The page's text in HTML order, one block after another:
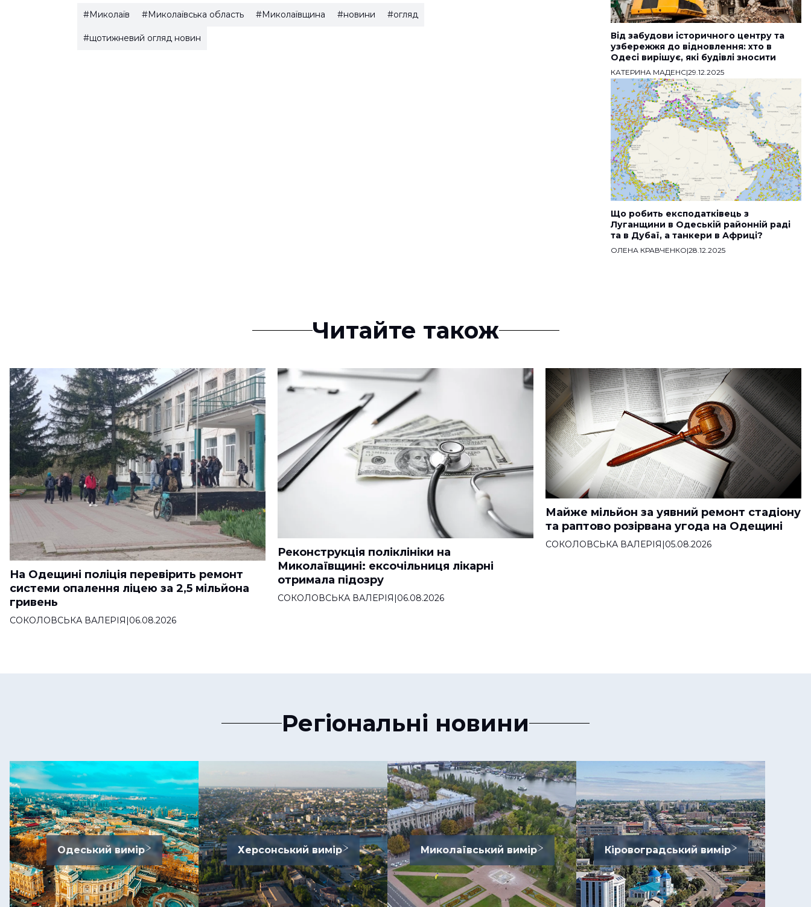
#Миколаїв #Миколаївська область #Миколаївщина #новини #огляд
#щотижневий огляд новин
Від забудови історичного центру та
узбережжя до відновлення: хто в
Одесі вирішує, які будівлі зносити
КАТЕРИНА МАДЕНС|29.12.2025
Що робить експодатківець з
Луганщини в Одеській районній раді
та в Дубаї, а танкери в Африці?
ОЛЕНА КРАВЧЕНКО|28.12.2025
Читайте також
На Одещині поліція перевірить ремонт
системи опалення ліцею за 2,5 мільйона
гривень
СОКОЛОВСЬКА ВАЛЕРІЯ|06.08.2026
Реконструкція поліклініки на
Миколаївщині: ексочільниця лікарні
отримала підозру
СОКОЛОВСЬКА ВАЛЕРІЯ|06.08.2026
Майже мільйон за уявний ремонт стадіону
та раптово розірвана угода на Одещині
СОКОЛОВСЬКА ВАЛЕРІЯ|05.08.2026
Регіональні новини
Одеський вимір Херсонський вимір Миколаївський вимір Кіровоградський вимір